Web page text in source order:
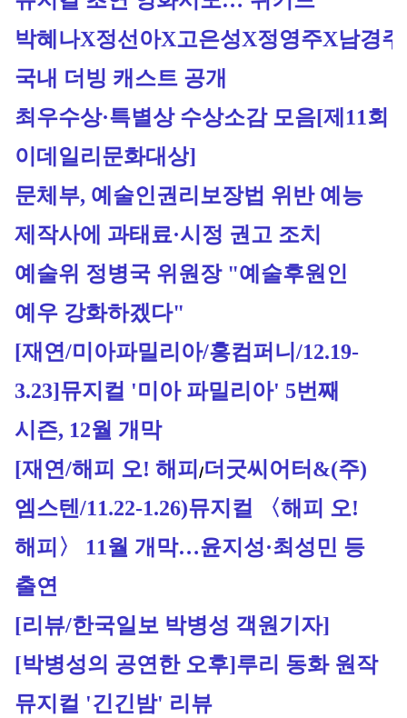
박혜나X정선아X고은성X정영주X남경주
국내 더빙 캐스트 공개
이데일리문화대상]
문체부, 예술인권리보장법 위반 예능
제작사에 과태료·시정 권고 조치
예술위 정병국 위원장 "예술후원인
예우 강화하겠다"
[재연/미아파밀리아/홍컴퍼니/12.19-
3.23]뮤지컬 '미아 파밀리아' 5번째
시즌, 12월 개막
[재연/해피 오! 해피 /더굿씨어터&(주)
엠스텐/11.22-1.26)뮤지컬 〈해피 오!
해피〉 11월 개막…윤지성·최성민 등
출연
[리뷰/한국일보 박병성 객원기자]
[박병성의 공연한 오후]루리 동화 원작
뮤지컬 '긴긴밤' 리뷰